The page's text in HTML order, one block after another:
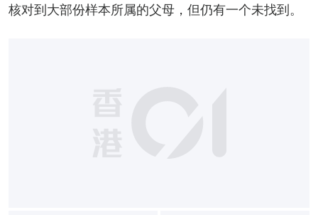
核对到大部份样本所属的父母，但仍有一个未找到。